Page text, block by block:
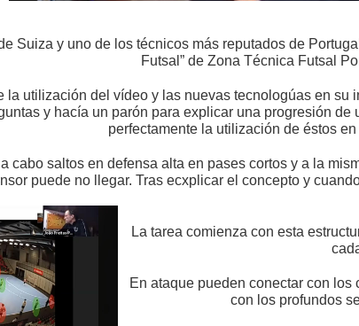
Suiza y uno de los técnicos más reputados de
Futsal” de Zona Técnica Futsal
la utilización del vídeo y las nuevas tecnologúas en
y hacía un parón para explicar una progresión
perfectamente la utilización de éstos
cabo saltos en defensa alta en pases cortos y a la
puede no llegar. Tras ecxplicar el concepto y
La tarea comienza con esta
En ataque pueden conectar con
con los profundos